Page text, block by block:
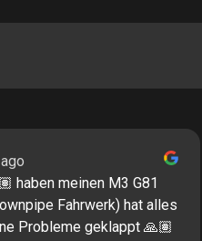
haben meinen M3 G81
Fahrwerk) hat alles
Probleme geklappt 🙏🏽